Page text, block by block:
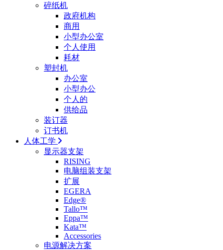
碎纸机
政府机构
商用
小型办公室
个人使用
耗材
塑封机
办公室
小型办公
个人的
供给品
装订器
订书机
人体工学
显示器支架
RISING
电脑组装支架
扩展
EGERA
Edge®
Tallo™
Eppa™
Kata™
Accessories
电源解决方案